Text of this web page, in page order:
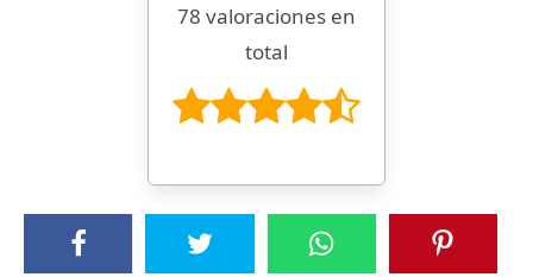
78 valoraciones en
total